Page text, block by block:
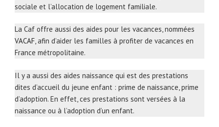
sociale et l’allocation de logement familiale.
La Caf offre aussi des aides pour les vacances, nommées
VACAF, afin d’aider les familles à profiter de vacances en
France métropolitaine.
Il y a aussi des aides naissance qui est des prestations
dites d’accueil du jeune enfant : prime de naissance, prime
d’adoption. En effet, ces prestations sont versées à la
naissance ou à l’adoption d’un enfant.